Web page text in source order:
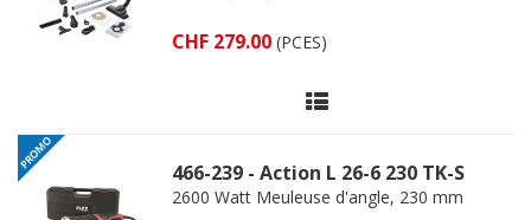
CHF 279.00 (PCES)
466-239 - Action L 26-6 230 TK-S
2600 Watt Meuleuse d'angle, 230 mm